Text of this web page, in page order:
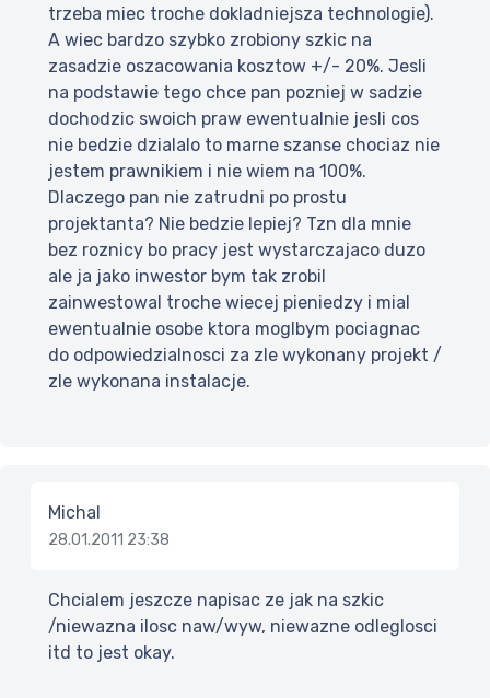
trzeba miec troche dokladniejsza technologie).
A wiec bardzo szybko zrobiony szkic na
zasadzie oszacowania kosztow +/- 20%. Jesli
na podstawie tego chce pan pozniej w sadzie
dochodzic swoich praw ewentualnie jesli cos
nie bedzie dzialalo to marne szanse chociaz nie
jestem prawnikiem i nie wiem na 100%.
Dlaczego pan nie zatrudni po prostu
projektanta? Nie bedzie lepiej? Tzn dla mnie
bez roznicy bo pracy jest wystarczajaco duzo
ale ja jako inwestor bym tak zrobil
zainwestowal troche wiecej pieniedzy i mial
ewentualnie osobe ktora moglbym pociagnac
do odpowiedzialnosci za zle wykonany projekt /
zle wykonana instalacje.
Michal
28.01.2011 23:38
Chcialem jeszcze napisac ze jak na szkic
/niewazna ilosc naw/wyw, niewazne odleglosci
itd to jest okay.